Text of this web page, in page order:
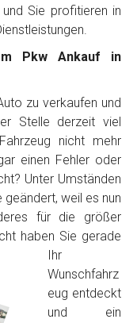
Sie profitieren in
Pkw Ankauf in
zu verkaufen und
Stelle derzeit viel
nicht mehr
einen Fehler oder
Unter Umständen
weil es nun
für die größer
haben Sie gerade
Ihr
Wunschfahrz
eug entdeckt
und ein